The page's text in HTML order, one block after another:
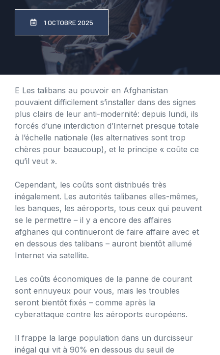
1 OCTOBRE 2025
E Les talibans au pouvoir en Afghanistan
pouvaient difficilement s’installer dans des signes
plus clairs de leur anti-modernité: depuis lundi, ils
forcés d’une interdiction d’Internet presque totale
à l’échelle nationale (les alternatives sont trop
chères pour beaucoup), et le principe « coûte ce
qu’il veut ».
Cependant, les coûts sont distribués très
inégalement. Les autorités talibanes elles-mêmes,
les banques, les aéroports, tous ceux qui peuvent
se le permettre – il y a encore des affaires
afghanes qui continueront de faire affaire avec et
en dessous des talibans – auront bientôt allumé
Internet via satellite.
Les coûts économiques de la panne de courant
sont ennuyeux pour vous, mais les troubles
seront bientôt fixés – comme après la
cyberattaque contre les aéroports européens.
Il frappe la large population dans un durcisseur
inégal qui vit à 90% en dessous du seuil de